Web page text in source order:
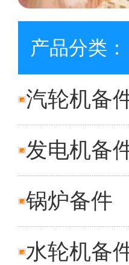
产品分类：
汽轮机备
发电机备
锅炉备件
水轮机备